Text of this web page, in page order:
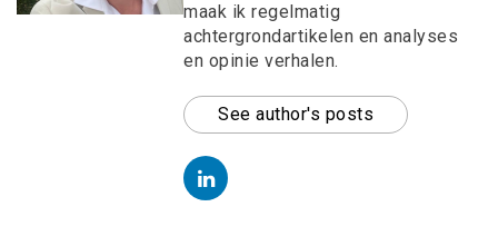
maak ik regelmatig
achtergrondartikelen en analyses
en opinie verhalen.
See author's posts